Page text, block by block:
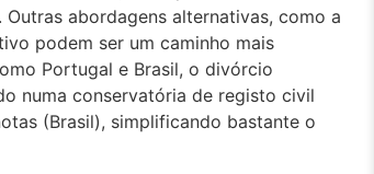
abordagens alternativas, como a
podem ser um caminho mais
Portugal e Brasil, o divórcio
numa conservatória de registo civil
(Brasil), simplificando bastante o